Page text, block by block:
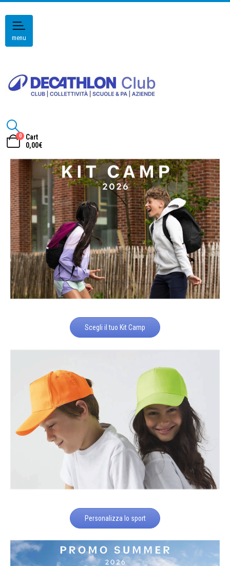
menu
0
Cart
0,00€
Scegli il tuo Kit Camp
Personalizza lo sport